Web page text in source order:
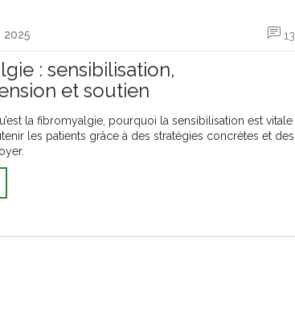
13
: sensibilisation,
et soutien
la fibromyalgie, pourquoi la sensibilisation est vitale
les patients grâce à des stratégies concrètes et des